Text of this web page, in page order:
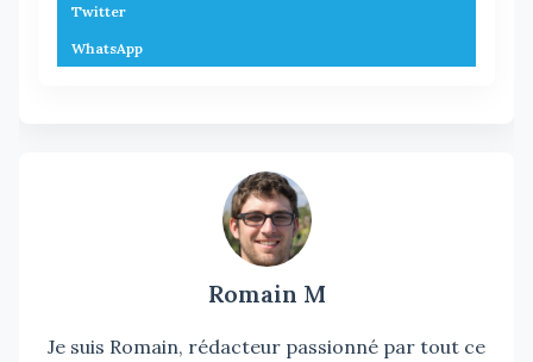
Twitter
WhatsApp
Romain M
Je suis Romain, rédacteur passionné par tout ce